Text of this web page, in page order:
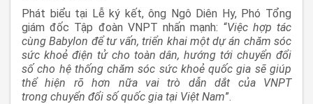
Phát biểu tại Lễ ký kết, ông Ngô Diên Hy, Phó Tổng
giám đốc Tập đoàn VNPT nhấn mạnh: “Việc hợp tác
cùng Babylon để tư vấn, triển khai một dự án chăm sóc
sức khoẻ điện tử cho toàn dân, hướng tới chuyển đổi
số cho hệ thống chăm sóc sức khoẻ quốc gia sẽ giúp
thể hiện rõ hơn nữa vai trò dẫn dắt của VNPT
trong chuyển đổi số quốc gia tại Việt Nam”.